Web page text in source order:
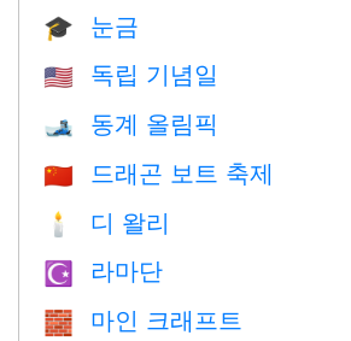
🎓 눈금
🇺🇸 독립 기념일
🎿 동계 올림픽
🇨🇳 드래곤 보트 축제
🕯 디 왈리
☪️ 라마단
🧱 마인 크래프트